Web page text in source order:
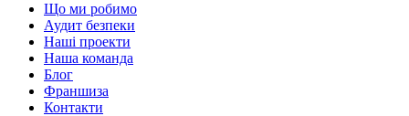
Що ми робимо
Аудит безпеки
Наші проекти
Наша команда
Блог
Франшиза
Контакти